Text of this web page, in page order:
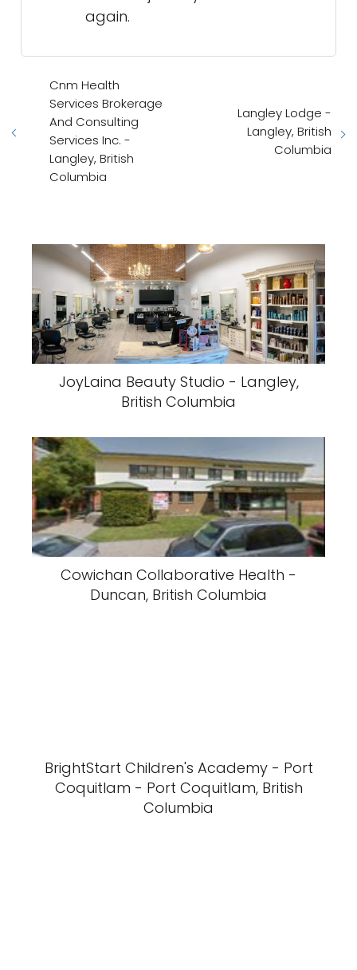
again.
Cnm Health
Services Brokerage
And Consulting
Services Inc. -
Langley, British
Columbia
Langley Lodge -
Langley, British
Columbia
JoyLaina Beauty Studio - Langley,
British Columbia
Cowichan Collaborative Health -
Duncan, British Columbia
BrightStart Children's Academy - Port
Coquitlam - Port Coquitlam, British
Columbia